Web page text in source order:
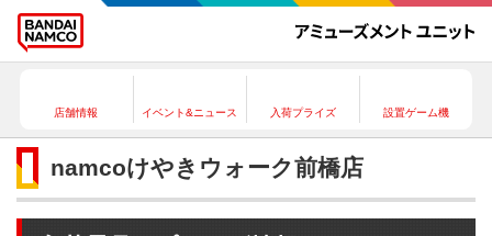
店舗情報 イベント&ニュース 入荷プライズ 設置ゲーム機
namcoけやきウォーク前橋店